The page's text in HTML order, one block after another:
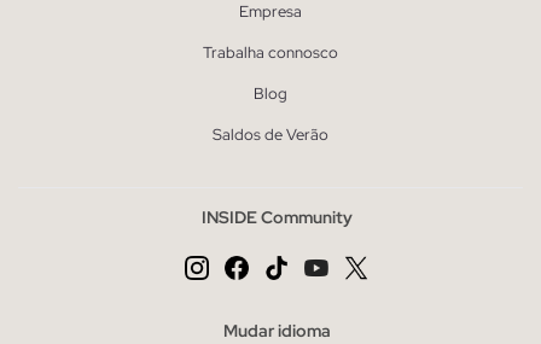
Empresa
Trabalha connosco
Blog
Saldos de Verão
INSIDE Community
Mudar idioma